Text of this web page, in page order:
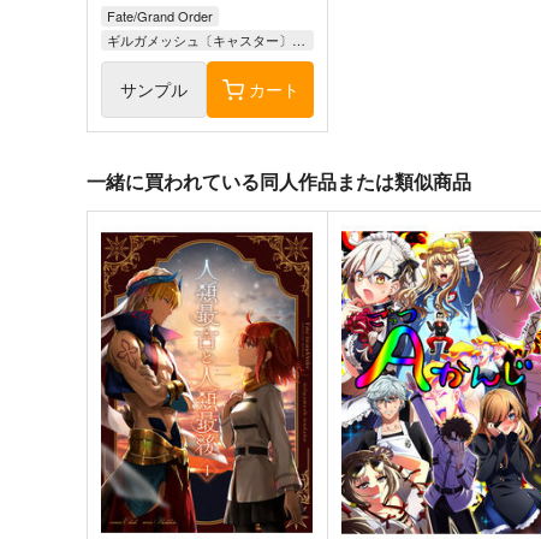
斎藤一の本2
斎藤一の本を出すサークル
2,357円（税込）
Fate/Grand Order 斎藤一
サンプル カート
海嘯に永訣
Owen
787円（税込）
Fate/Grand Order
斎藤一
藤丸立香
サンプル カート
Fate/Grand Order
ギルガメッシュ〔キャスター〕×ぐだ子
サンプル カート
一緒に買われている同人作品または類似商品